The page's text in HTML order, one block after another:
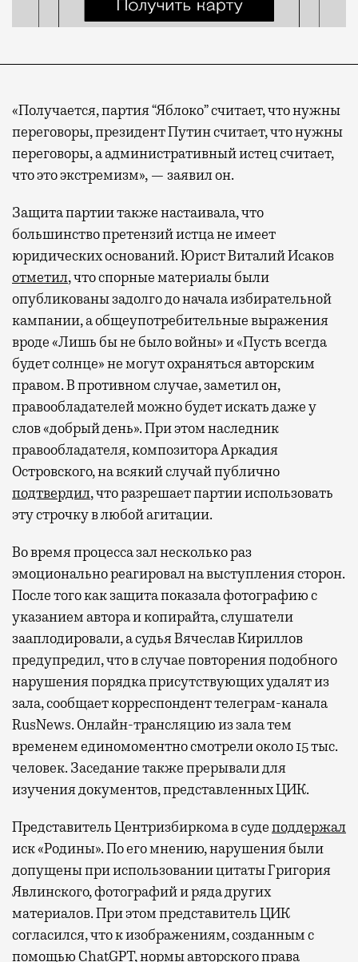
«Получается, партия “Яблоко” считает, что нужны
переговоры, президент Путин считает, что нужны
переговоры, а административный истец считает,
что это экстремизм», — заявил он.
Защита партии также настаивала, что
большинство претензий истца не имеет
юридических оснований. Юрист Виталий Исаков
отметил, что спорные материалы были
опубликованы задолго до начала избирательной
кампании, а общеупотребительные выражения
вроде «Лишь бы не было войны» и «Пусть всегда
будет солнце» не могут охраняться авторским
правом. В противном случае, заметил он,
правообладателей можно будет искать даже у
слов «добрый день». При этом наследник
правообладателя, композитора Аркадия
Островского, на всякий случай публично
подтвердил, что разрешает партии использовать
эту строчку в любой агитации.
Во время процесса зал несколько раз
эмоционально реагировал на выступления сторон.
После того как защита показала фотографию с
указанием автора и копирайта, слушатели
зааплодировали, а судья Вячеслав Кириллов
предупредил, что в случае повторения подобного
нарушения порядка присутствующих удалят из
зала, сообщает корреспондент телеграм-канала
RusNews. Онлайн-трансляцию из зала тем
временем единомоментно смотрели около 15 тыс.
человек. Заседание также прерывали для
изучения документов, представленных ЦИК.
Представитель Центризбиркома в судеподдержал
иск «Родины». По его мнению, нарушения были
допущены при использовании цитаты Григория
Явлинского, фотографий и ряда других
материалов. При этом представитель ЦИК
согласился, что к изображениям, созданным с
помощью ChatGPT, нормы авторского права